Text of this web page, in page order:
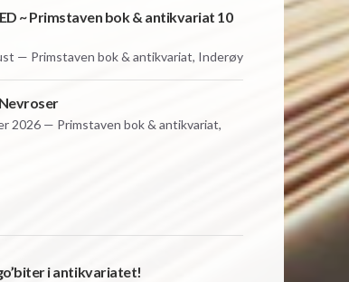
~ Primstaven bok & antikvariat 10
— Primstaven bok & antikvariat, Inderøy
2026 — Primstaven bok & antikvariat,
i antikvariatet!